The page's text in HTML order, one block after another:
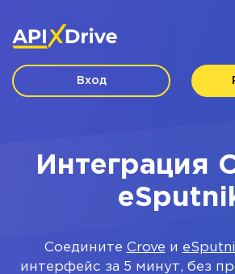
Вход
Интеграция
Соедините Crove и
интерфейс за 5 минут, без